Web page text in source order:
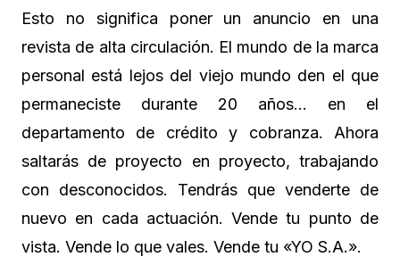
Esto no significa poner un anuncio en una
revista de alta circulación. El mundo de la marca
personal está lejos del viejo mundo den el que
permaneciste durante 20 años… en el
departamento de crédito y cobranza. Ahora
saltarás de proyecto en proyecto, trabajando
con desconocidos. Tendrás que venderte de
nuevo en cada actuación. Vende tu punto de
vista. Vende lo que vales. Vende tu «YO S.A.».